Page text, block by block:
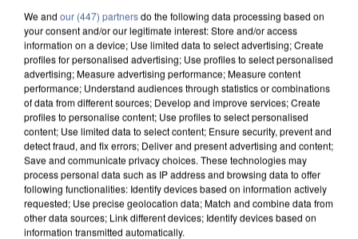
We and our (447) partnersdo the following data processing based on
your consent and/or our legitimate interest: Store and/or access
information on a device; Use limited data to select advertising; Create
profiles for personalised advertising; Use profiles to select personalised
advertising; Measure advertising performance; Measure content
performance; Understand audiences through statistics or combinations
of data from different sources; Develop and improve services; Create
profiles to personalise content; Use profiles to select personalised
content; Use limited data to select content; Ensure security, prevent and
detect fraud, and fix errors; Deliver and present advertising and content;
Save and communicate privacy choices. These technologies may
process personal data such as IP address and browsing data to offer
following functionalities: Identify devices based on information actively
requested; Use precise geolocation data; Match and combine data from
other data sources; Link different devices; Identify devices based on
information transmitted automatically.